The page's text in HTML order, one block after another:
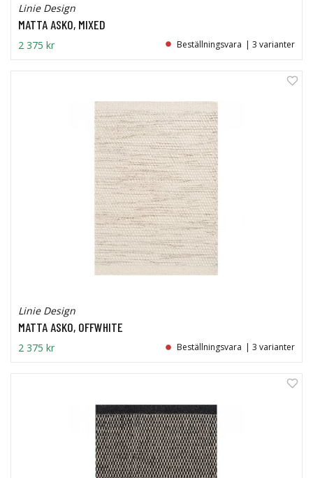
Linie Design
MATTA ASKO, MIXED
2 375 kr Beställningsvara | 3 varianter
Linie Design
MATTA ASKO, OFFWHITE
2 375 kr Beställningsvara | 3 varianter